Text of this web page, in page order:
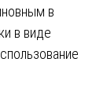
в
в виде